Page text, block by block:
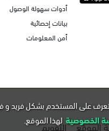
أدوات سهولة الوصول
بيانات إحصائية
أمن المعلومات
الموقع التقويم
على المستخدم بشكل فريد
الخصوصية لهذا الموقع.